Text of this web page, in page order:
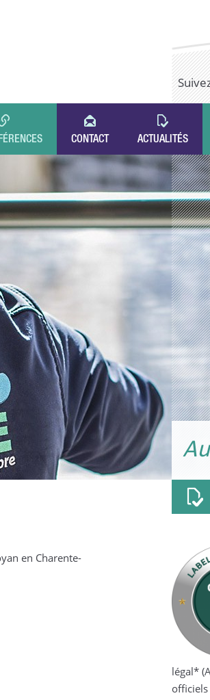
CONTACT ACTUALITÉS
Chrome reçoit le
en Charente-